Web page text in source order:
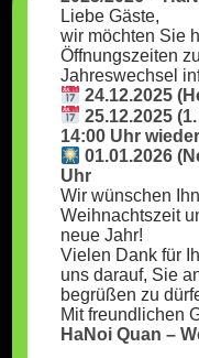
Recent
Hello world!
Recent
A WordPress
Archives
Liebe Gäste,
wir möchten Sie
Öffnungszeiten
Jahreswechsel
24.12.2025
25.12.2025
14:00 Uhr
01.01.2026
Uhr
Wir wünschen
Weihnachtszeit
neue Jahr!
Vielen Dank für
uns darauf, Sie
begrüßen zu
Mit freundlichen
HaNoi Quan –